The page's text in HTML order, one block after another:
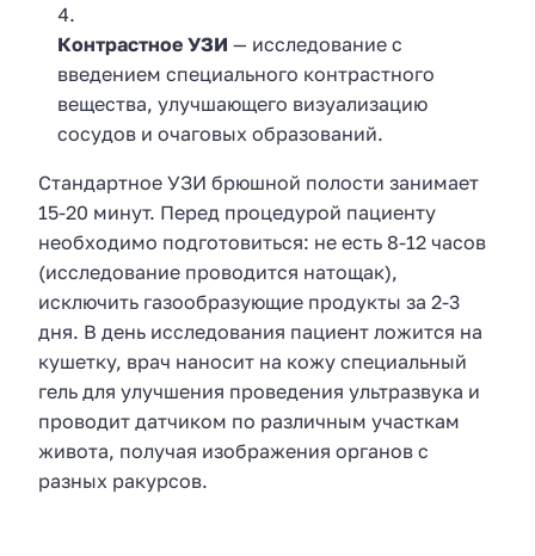
Контрастное УЗИ — исследование с
введением специального контрастного
вещества, улучшающего визуализацию
сосудов и очаговых образований.
Стандартное УЗИ брюшной полости занимает
15-20 минут. Перед процедурой пациенту
необходимо подготовиться: не есть 8-12 часов
(исследование проводится натощак),
исключить газообразующие продукты за 2-3
дня. В день исследования пациент ложится на
кушетку, врач наносит на кожу специальный
гель для улучшения проведения ультразвука и
проводит датчиком по различным участкам
живота, получая изображения органов с
разных ракурсов.